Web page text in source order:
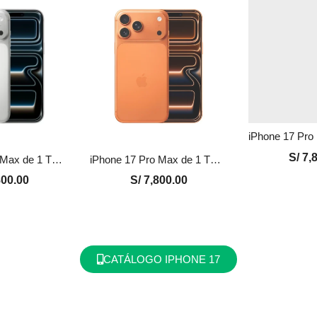
iPhone 17 Pro Max de 1 TB Nuevo en Perú | Plata, Precio y Garantía
iPhone 17 Pro Max de 1 TB Nuevo en Perú | Naranja, Precio y Garantía
S/7,800.00
S/
CATÁLOGO IPHONE 17